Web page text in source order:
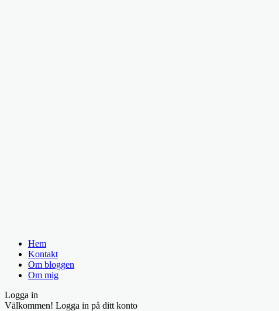
Hem
Kontakt
Om bloggen
Om mig
Logga in
Välkommen! Logga in på ditt konto